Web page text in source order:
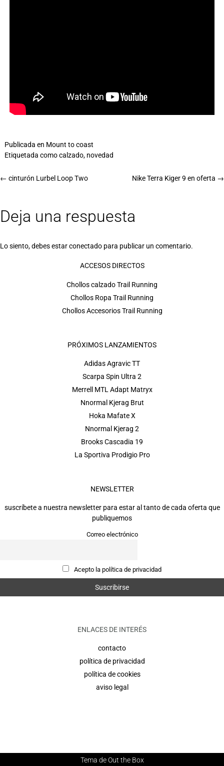
Publicada en Mount to coast
Etiquetada comocalzado, novedad
Nike Terra Kiger 9 en oferta →
← cinturón Lurbel Loop Two
Deja una respuesta
Lo siento, debes estarconectado para publicar un comentario.
ACCESOS DIRECTOS
Chollos calzado Trail Running
Chollos Ropa Trail Running
Chollos Accesorios Trail Running
PRÓXIMOS LANZAMIENTOS
Adidas Agravic TT
Scarpa Spin Ultra 2
Merrell MTL Adapt Matryx
Nnormal Kjerag Brut
Hoka Mafate X
Nnormal Kjerag 2
Brooks Cascadia 19
La Sportiva Prodigio Pro
NEWSLETTER
suscríbete a nuestra newsletter para estar al tanto de cada oferta que
publiquemos
Correo electrónico
Acepto la política de privacidad
ENLACES DE INTERÉS
contacto
política de privacidad
política de cookies
aviso legal
Tema deOut the Box